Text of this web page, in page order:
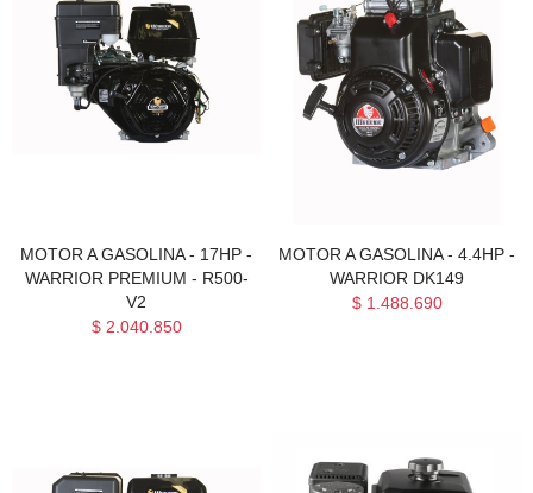
MOTOR A GASOLINA - 17HP -
WARRIOR PREMIUM - R500-
V2
$ 2.040.850
MOTOR A GASOLINA - 4.4HP -
WARRIOR DK149
$ 1.488.690